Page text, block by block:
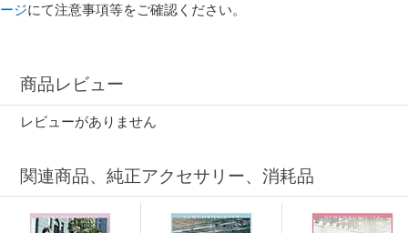
ージにて注意事項等をご確認ください。
商品レビュー
レビューがありません
関連商品、純正アクセサリー、消耗品